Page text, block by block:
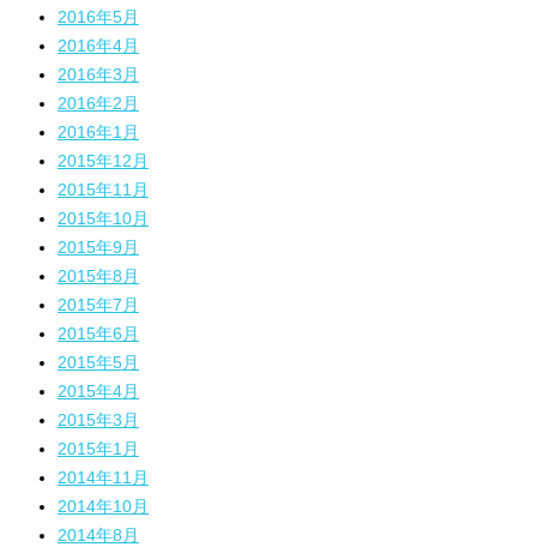
2016年5月
2016年4月
2016年3月
2016年2月
2016年1月
2015年12月
2015年11月
2015年10月
2015年9月
2015年8月
2015年7月
2015年6月
2015年5月
2015年4月
2015年3月
2015年1月
2014年11月
2014年10月
2014年8月